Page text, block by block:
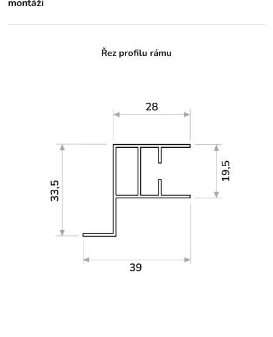
montáži
Řez profilu rámu